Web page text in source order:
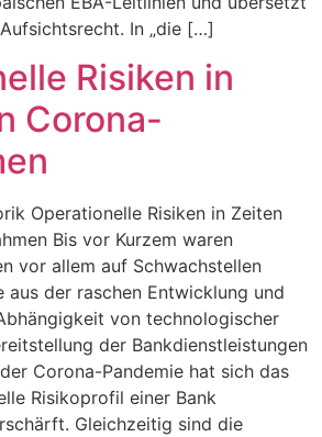
In „die […]
Risiken in
Corona-
Operationelle Risiken in Zeiten
Bis vor Kurzem waren
vor allem auf Schwachstellen
aus der raschen Entwicklung und
von technologischer
der Bankdienstleistungen
Corona-Pandemie hat sich das
Risikoprofil einer Bank
Gleichzeitig sind die